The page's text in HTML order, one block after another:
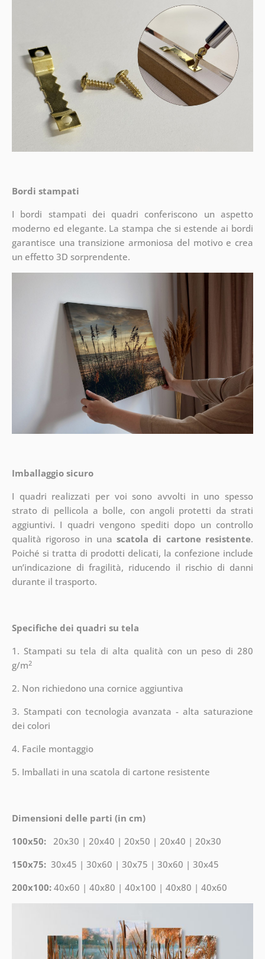
Bordi stampati
I bordi stampati dei quadri conferiscono un aspetto
moderno ed elegante. La stampa che si estende ai bordi
garantisce una transizione armoniosa del motivo e crea
un effetto 3D sorprendente.
Imballaggio sicuro
I quadri realizzati per voi sono avvolti in uno spesso
strato di pellicola a bolle, con angoli protetti da strati
aggiuntivi. I quadri vengono spediti dopo un controllo
qualità rigoroso in unascatola di cartone resistente.
Poiché si tratta di prodotti delicati, la confezione include
un’indicazione di fragilità, riducendo il rischio di danni
durante il trasporto.
Specifiche dei quadri su tela
1. Stampati su tela di alta qualità con un peso di 280
g/m2
2. Non richiedono una cornice aggiuntiva
3. Stampati con tecnologia avanzata - alta saturazione
dei colori
4. Facile montaggio
5. Imballati in una scatola di cartone resistente
Dimensioni delle parti (in cm)
100x50: 20x30 | 20x40 | 20x50 | 20x40 | 20x30
150x75: 30x45 | 30x60 | 30x75 | 30x60 | 30x45
200x100: 40x60 | 40x80 | 40x100 | 40x80 | 40x60